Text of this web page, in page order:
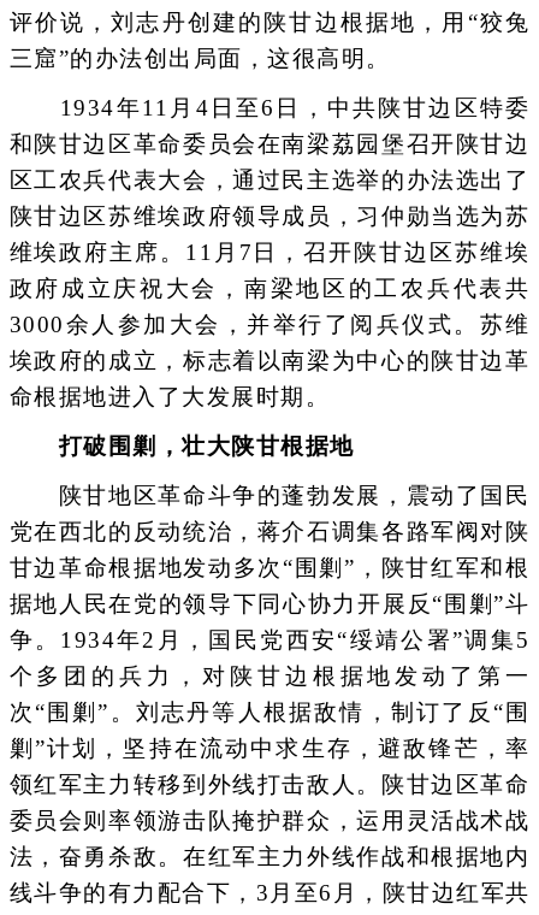
评价说，刘志丹创建的陕甘边根据地，用“狡兔
三窟”的办法创出局面，这很高明。
1934年11月4日至6日，中共陕甘边区特委
和陕甘边区革命委员会在南梁荔园堡召开陕甘边
区工农兵代表大会，通过民主选举的办法选出了
陕甘边区苏维埃政府领导成员，习仲勋当选为苏
维埃政府主席。11月7日，召开陕甘边区苏维埃
政府成立庆祝大会，南梁地区的工农兵代表共
3000余人参加大会，并举行了阅兵仪式。苏维
埃政府的成立，标志着以南梁为中心的陕甘边革
命根据地进入了大发展时期。
打破围剿，壮大陕甘根据地
陕甘地区革命斗争的蓬勃发展，震动了国民
党在西北的反动统治，蒋介石调集各路军阀对陕
甘边革命根据地发动多次“围剿”，陕甘红军和根
据地人民在党的领导下同心协力开展反“围剿”斗
争。1934年2月，国民党西安“绥靖公署”调集5
个多团的兵力，对陕甘边根据地发动了第一
次“围剿”。刘志丹等人根据敌情，制订了反“围
剿”计划，坚持在流动中求生存，避敌锋芒，率
领红军主力转移到外线打击敌人。陕甘边区革命
委员会则率领游击队掩护群众，运用灵活战术战
法，奋勇杀敌。在红军主力外线作战和根据地内
线斗争的有力配合下，3月至6月，陕甘边红军共